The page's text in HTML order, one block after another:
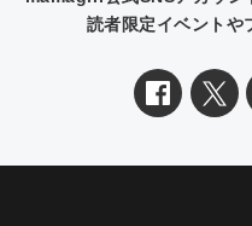
読者限定イベントや